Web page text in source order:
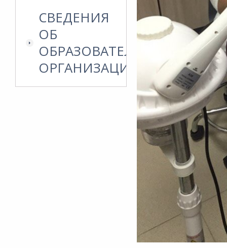
СВЕДЕНИЯ
ОБ
ОБРАЗОВАТЕЛЬНОЙ
ОРГАНИЗАЦИИ